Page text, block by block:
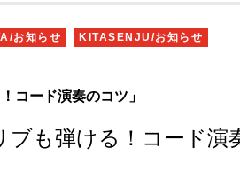
お知らせ
KITASENJU/お知らせ
コード演奏のコツ」
ブも弾ける！コード演